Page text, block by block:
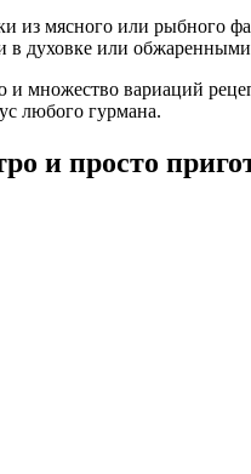
из мясного или рыбного
в духовке или обжаренными
множество вариаций
любого гурмана.
и просто